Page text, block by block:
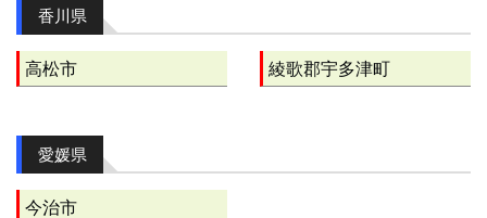
香川県
高松市 綾歌郡宇多津町
愛媛県
今治市